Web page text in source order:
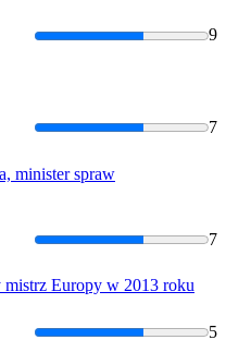
9
7
minister spraw
7
mistrz Europy w 2013 roku
5